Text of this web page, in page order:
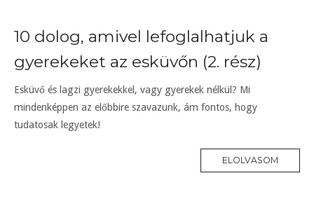
10 dolog, amivel lefoglalhatjuk a
gyerekeket az esküvőn (2. rész)
Esküvő és lagzi gyerekekkel, vagy gyerekek nélkül? Mi
mindenképpen az előbbire szavazunk, ám fontos, hogy
tudatosak legyetek!
ELOLVASOM